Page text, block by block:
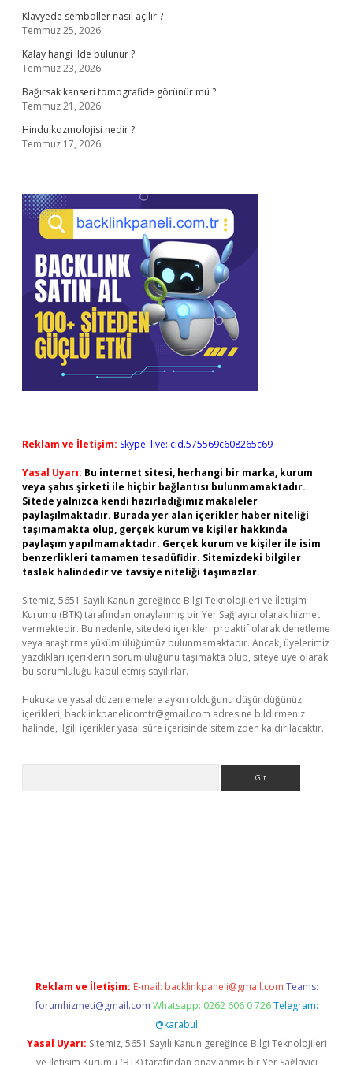
Klavyede semboller nasıl açılır ?
Temmuz 25, 2026
Kalay hangi ilde bulunur ?
Temmuz 23, 2026
Bağırsak kanseri tomografide görünür mü ?
Temmuz 21, 2026
Hindu kozmolojisi nedir ?
Temmuz 17, 2026
Reklam ve İletişim: Skype: live:.cid.575569c608265c69
Yasal Uyarı: Bu internet sitesi, herhangi bir marka, kurum
veya şahıs şirketi ile hiçbir bağlantısı bulunmamaktadır.
Sitede yalnızca kendi hazırladığımız makaleler
paylaşılmaktadır. Burada yer alan içerikler haber niteliği
taşımamakta olup, gerçek kurum ve kişiler hakkında
paylaşım yapılmamaktadır. Gerçek kurum ve kişiler ile isim
benzerlikleri tamamen tesadüfidir. Sitemizdeki bilgiler
taslak halindedir ve tavsiye niteliği taşımazlar.
Sitemiz, 5651 Sayılı Kanun gereğince Bilgi Teknolojileri ve İletişim
Kurumu (BTK) tarafından onaylanmış bir Yer Sağlayıcı olarak hizmet
vermektedir. Bu nedenle, sitedeki içerikleri proaktif olarak denetleme
veya araştırma yükümlülüğümüz bulunmamaktadır. Ancak, üyelerimiz
yazdıkları içeriklerin sorumluluğunu taşımakta olup, siteye üye olarak
bu sorumluluğu kabul etmiş sayılırlar.
Hukuka ve yasal düzenlemelere aykırı olduğunu düşündüğünüz
içerikleri, backlinkpanelicomtr@gmail.com adresine bildirmeniz
halinde, ilgili içerikler yasal süre içerisinde sitemizden kaldırılacaktır.
Reklam ve İletişim: E-mail: backlinkpaneli@gmail.com Teams:
forumhizmeti@gmail.com Whatsapp: 0262 606 0 726 Telegram:
@karabul
Yasal Uyarı: Sitemiz, 5651 Sayılı Kanun gereğince Bilgi Teknolojileri
ve İletişim Kurumu (BTK) tarafından onaylanmış bir Yer Sağlayıcı